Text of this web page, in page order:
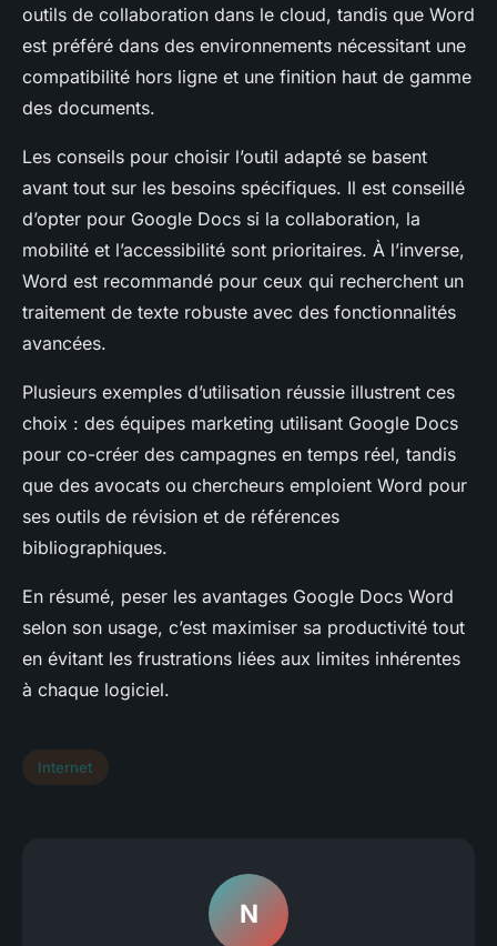
outils de collaboration dans le cloud, tandis que Word
est préféré dans des environnements nécessitant une
compatibilité hors ligne et une finition haut de gamme
des documents.
Les conseils pour choisir l’outil adapté se basent
avant tout sur les besoins spécifiques. Il est conseillé
d’opter pour Google Docs si la collaboration, la
mobilité et l’accessibilité sont prioritaires. À l’inverse,
Word est recommandé pour ceux qui recherchent un
traitement de texte robuste avec des fonctionnalités
avancées.
Plusieurs exemples d’utilisation réussie illustrent ces
choix : des équipes marketing utilisant Google Docs
pour co-créer des campagnes en temps réel, tandis
que des avocats ou chercheurs emploient Word pour
ses outils de révision et de références
bibliographiques.
En résumé, peser les avantages Google Docs Word
selon son usage, c’est maximiser sa productivité tout
en évitant les frustrations liées aux limites inhérentes
à chaque logiciel.
Internet
N